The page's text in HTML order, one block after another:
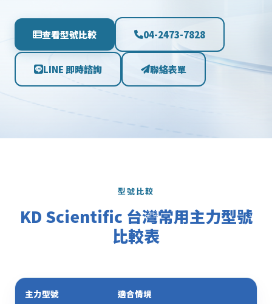
查看型號比較 04-2473-7828
LINE 即時諮詢 聯絡表單
型號比較
KD Scientific 台灣常用主力型號
比較表
主力型號 適合情境